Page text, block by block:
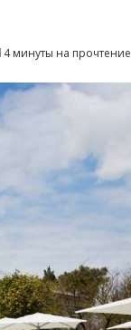
4 минуты на прочтение